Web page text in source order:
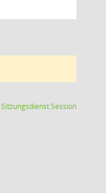
SitzungsdienstSession(Wird in